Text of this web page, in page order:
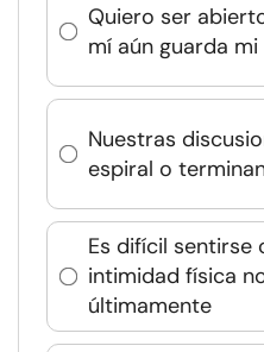
Quiero ser
mí aún guarda
Nuestras
espiral o
Es difícil sentirse
intimidad física
últimamente